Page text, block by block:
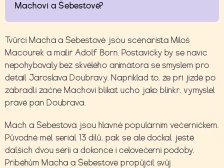
Machovi a Šebestové?
Tvůrci Macha a Šebestové jsou scénárista Miloš
Macourek a malíř Adolf Born. Postavičky by se navíc
nepohybovaly bez skvělého animátora se smyslem pro
detail Jaroslava Doubravy. Například to, že při jízdě po
zábradlí začne Machovi blikat ucho jako blinkr, vymyslel
právě pan Doubrava.
Mach a Šebestová jsou hlavně populárním večerníčkem.
Původně měl seriál 13 dílů, pak se ale dočkal ještě
dalších dvou sérií a dokonce i celovečerní podoby.
Příběhům Macha a Šebestové propůjčil svůj